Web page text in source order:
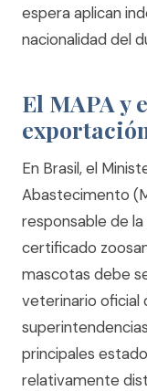
espera aplican
nacionalidad del
El MAPA y
En Brasil, el
Abastecimento
responsable de
certificado
mascotas debe
veterinario oficial
principales
relativamente